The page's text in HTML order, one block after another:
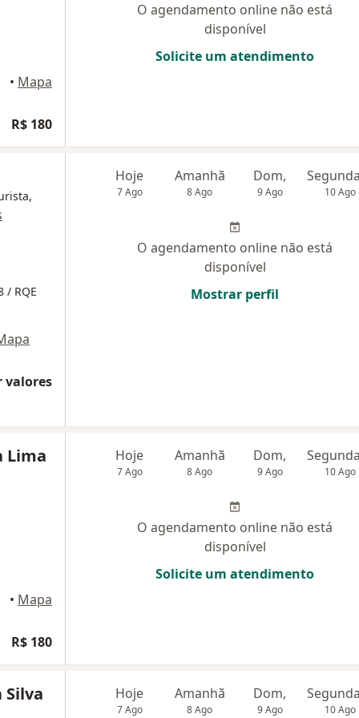
• Mapa
R$ 180
O agendamento online não está
disponível
Solicite um atendimento
/ RQE
valores
Hoje
7 Ago
Amanhã
8 Ago
Dom,
9 Ago 10 Ago
O agendamento online não está
disponível
Mostrar perfil
Lima
• Mapa
R$ 180
Hoje
7 Ago
Amanhã
8 Ago
Dom,
9 Ago 10 Ago
O agendamento online não está
disponível
Solicite um atendimento
Silva Hoje
7 Ago
Amanhã
8 Ago
Dom,
9 Ago 10 Ago